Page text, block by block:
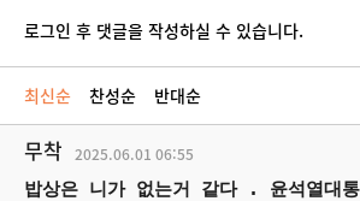
로그인 후 댓글을 작성하실 수 있습니다.
최신순 찬성순 반대순
무착 2025.06.01 06:55
밥상은 니가 없는거 같다 . 윤석열대